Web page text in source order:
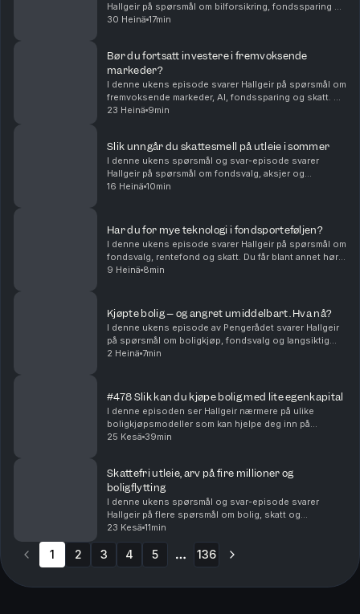
Hallgeir på spørsmål om bilforsikring, fondssparing og
familieøkonomi. Du får blant annet høre om: Hvordan
30 Heinä 17min
Bør du fortsatt investere i fremvoksende
markeder?
I denne ukens episode svarer Hallgeir på spørsmål om
fremvoksende markeder, AI, fondssparing og skatt. Du
får blant annet høre om: • Hvorfor fremvoksende
23 Heinä 9min
Slik unngår du skattesmell på utleie i sommer
I denne ukens spørsmål og svar-episode svarer
Hallgeir på spørsmål om fondsvalg, aksjer og
skatteregler for utleie. Du får blant annet høre om: •
16 Heinä 10min
Har du for mye teknologi i fondsporteføljen?
I denne ukens episode svarer Hallgeir på spørsmål om
fondsvalg, rentefond og skatt. Du får blant annet høre
om: • Hvordan du kan redusere teknologivekten i
9 Heinä 8min
Kjøpte bolig – og angret umiddelbart. Hva nå?
I denne ukens episode av Pengerådet svarer Hallgeir
på spørsmål om boligkjøp, fondsvalg og langsiktig
sparing. Du får blant annet høre om: • Hva du bør gjøre
2 Heinä 7min
#478 Slik kan du kjøpe bolig med lite egenkapital
I denne episoden ser Hallgeir nærmere på ulike
boligkjøpsmodeller som kan hjelpe deg inn på
boligmarkedet selv om egenkapitalen er liten – eller
25 Kesä 39min
Skattefri utleie, arv på fire millioner og
boligflytting
I denne ukens spørsmål og svar-episode svarer
Hallgeir på flere spørsmål om bolig, skatt og
investeringer. Du får blant annet høre om: • Når utleie
av den andre delen av en tomannsbolig kan bli
skatte...
23 Kesä 11min
1 2 3 4 5 136